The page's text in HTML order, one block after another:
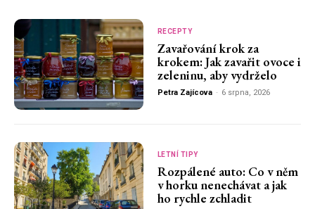
RECEPTY
Zavařování krok za
krokem: Jak zavařit ovoce i
zeleninu, aby vydrželo
Petra Zajícova - 6 srpna, 2026
LETNÍ TIPY
Rozpálené auto: Co v něm
v horku nenechávat a jak
ho rychle zchladit